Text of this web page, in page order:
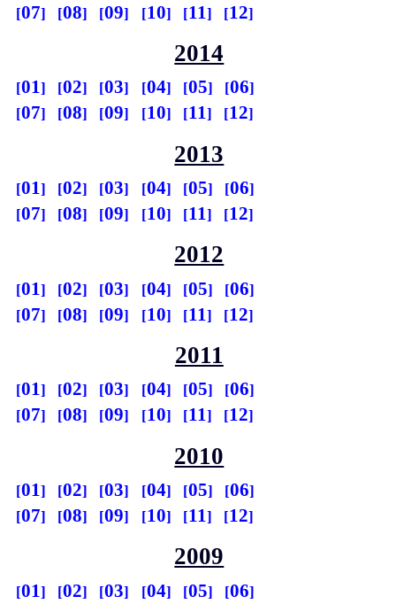
07
08 09 10 11 12
2014
01 02 03 04 05
06
07
08 09 10 11 12
2013
01 02 03 04 05
06
07
08 09 10 11 12
2012
01 02 03 04 05
06
07
08 09 10 11 12
2011
01 02 03 04 05
06
07
08 09 10 11 12
2010
01 02 03 04 05
06
07
08 09 10 11 12
2009
01 02 03 04 05
06